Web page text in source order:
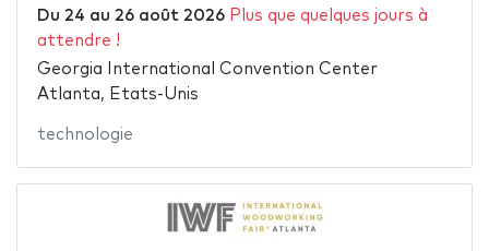
Du 24 au 26 août 2026 Plus que quelques jours à
attendre !
Georgia International Convention Center
Atlanta, Etats-Unis
technologie